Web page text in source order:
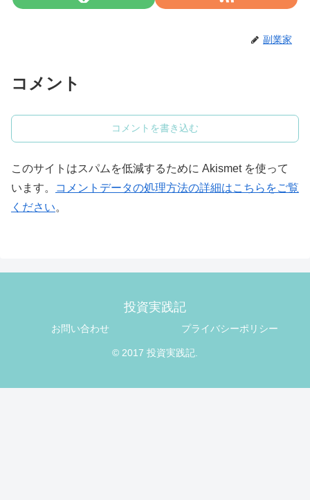
副業家
コメント
コメントを書き込む
このサイトはスパムを低減するために Akismet を使って
います。
コメントデータの処理方法の詳細はこちらをご覧
ください。
投資実践記
お問い合わせ プライバシーポリシー
© 2017 投資実践記.